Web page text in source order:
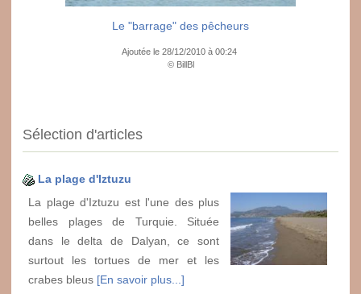
Le "barrage" des pêcheurs
Ajoutée le 28/12/2010 à 00:24
© BillBl
Sélection d'articles
La plage d'Iztuzu
La plage d'Iztuzu est l'une des plus
belles plages de Turquie. Située
dans le delta de Dalyan, ce sont
surtout les tortues de mer et les
crabes bleus [En savoir plus...]